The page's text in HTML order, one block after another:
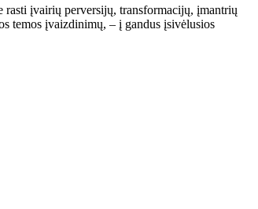
rasti įvairių perversijų, transformacijų, įmantrių
temos įvaizdinimų, – į gandus įsivėlusios